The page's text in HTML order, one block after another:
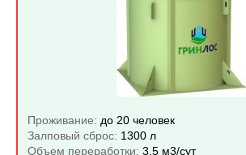
Проживание: до 20 человек
Залповый сброс: 1300 л
Объем переработки: 3.5 м3/сут